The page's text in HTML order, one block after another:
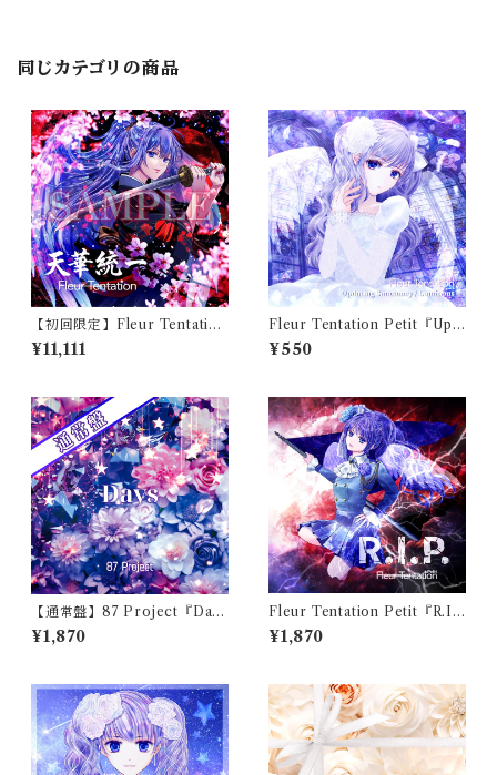
同じカテゴリの商品
【初回限定】Fleur Tentation
1st Single『天華統一』【スペ
シャルセット】
¥11,111
Fleur Tentation Petit『Upd
ating Sanctuary／Luminou
s』
¥550
【通常盤】87 Project『Day
s』特典・サイン付きCD
¥1,870
Fleur Tentation Petit『R.I.
P.』
¥1,870